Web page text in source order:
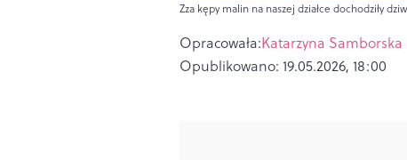
Zza kępy malin na naszej działce dochodziły
Opracowała:Katarzyna Samborska
Opublikowano: 19.05.2026, 18:00